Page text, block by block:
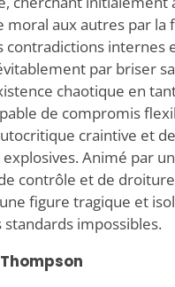
moral aux autres par la
contradictions internes
par briser
chaotique en
de compromis
craintive et
Animé par
contrôle et de
figure tragique et
standards impossibles.